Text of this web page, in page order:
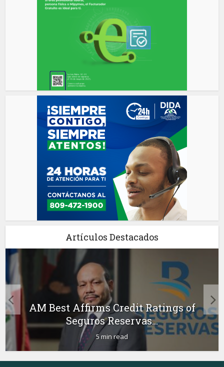
Artículos Destacados
AM Best Affirms Credit Ratings of
Seguros Reservas...
5 min read